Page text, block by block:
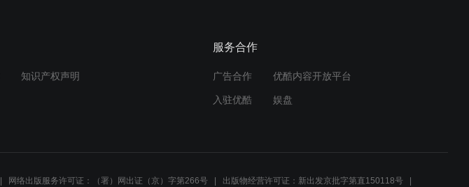
知识产权声明
服务合作
广告合作 优酷内容开放平台
入驻优酷 娱盘
网络出版服务许可证：（署）网出证（京）字第266号 出版物经营许可证：新出发京批字第直150118号